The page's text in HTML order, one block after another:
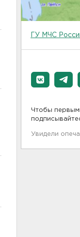
ГУ МЧС
Чтобы
Увидели